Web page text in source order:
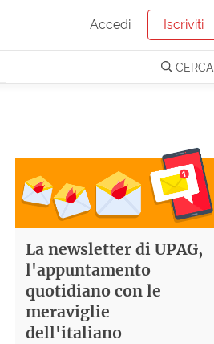
Accedi Iscriviti
CERCA
La newsletter di UPAG,
l'appuntamento
quotidiano con le
meraviglie
dell'italiano